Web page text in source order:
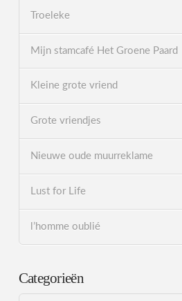
Troeleke
Mijn stamcafé Het Groene Paard
Kleine grote vriend
Grote vriendjes
Nieuwe oude muurreklame
Lust for Life
l’homme oublié
Categorieën